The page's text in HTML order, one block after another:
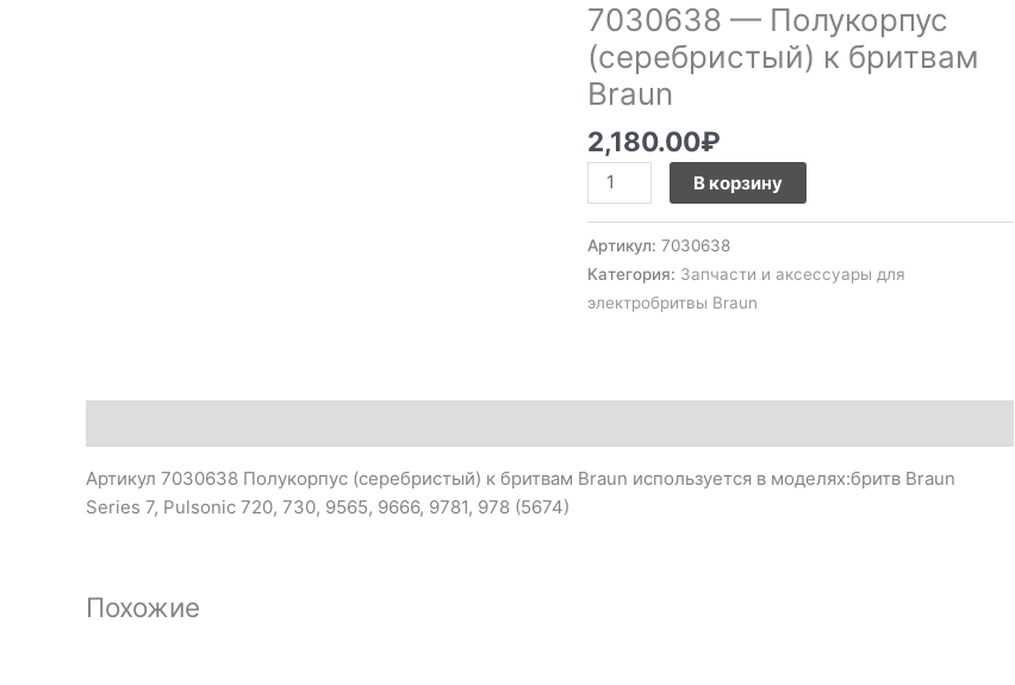
7030638 — Полукорпус
(серебристый) к бритвам
Braun
2,180.00₽
к
бритвам
Braun
В корзину
Артикул: 7030638
Категория: Запчасти и аксессуары для
электробритвы Braun
Артикул 7030638 Полукорпус (серебристый) к бритвам Braun используется в моделях:бритв Braun
Series 7, Pulsonic 720, 730, 9565, 9666, 9781, 978 (5674)
Похожие